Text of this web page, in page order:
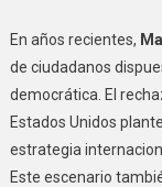
En años recientes,
de ciudadanos
democrática. El
Estados Unidos
estrategia
Este escenario